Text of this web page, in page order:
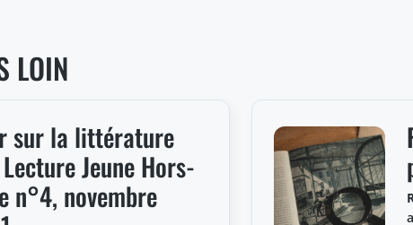
LOIN
sur la littérature
Jeune Hors-
n°4, novembre